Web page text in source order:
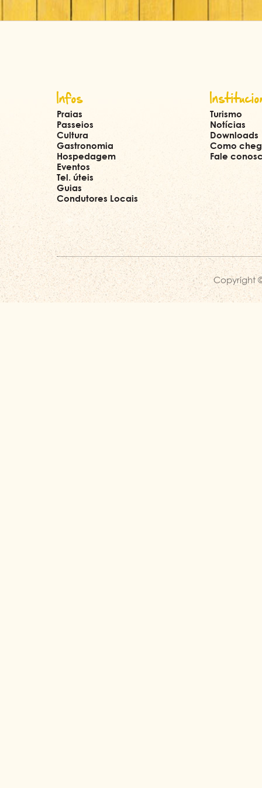
Infos
Praias
Passeios
Cultura
Gastronomia
Hospedagem
Eventos
Tel. úteis
Guias
Condutores Locais
Turismo
Notícias
Downloads
Como
Fale
Copyright